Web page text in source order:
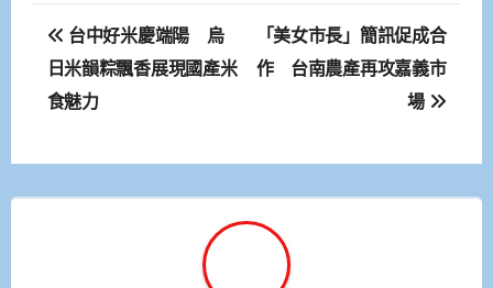
文
章
導
覽
台中好米慶端陽 烏
日米韻粽飄香展現國產米
食魅力
「美女市長」簡訊促成合
作 台南農產再攻嘉義市
場